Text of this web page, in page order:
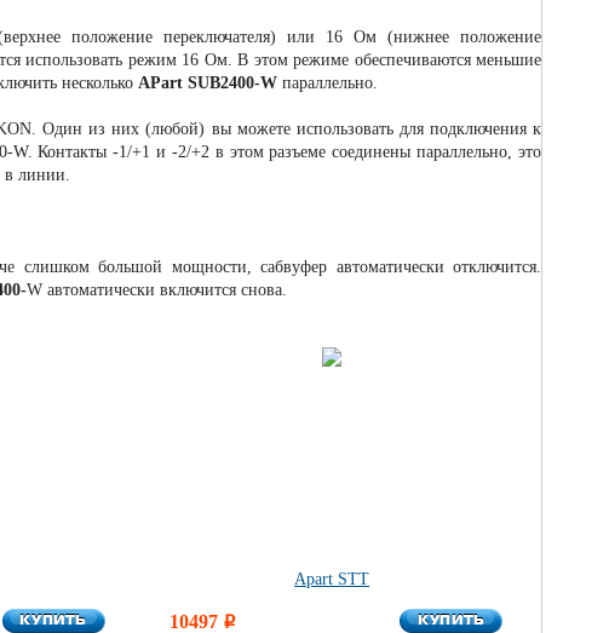
положение переключателя) или 16 Ом (нижнее положение
использовать режим 16 Ом. В этом режиме обеспечиваются меньшие
несколько APart SUB2400-W параллельно.
Один из них (любой) вы можете использовать для подключения к
W. Контакты -1/+1 и -2/+2 в этом разъеме соединены параллельно, это
в линии.
большой мощности, сабвуфер автоматически отключится.
W автоматически включится снова.
КУПИТЬ
КУПИТЬ
Apart STT
10497 i КУПИТЬ
КУПИТЬ